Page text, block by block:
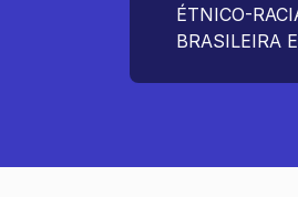
ÉTNICO-
BRASILEIRA